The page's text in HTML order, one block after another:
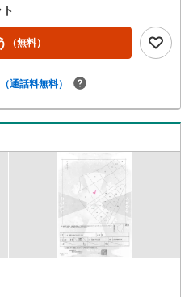
（無料）
（通話料無料）